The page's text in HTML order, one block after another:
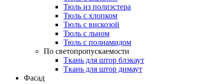
Тюль из полиэстера
Тюль с хлопком
Тюль с вискозой
Тюль с льном
Тюль с полиамидом
По светопропускаемости
Ткань для штор блэкаут
Ткань для штор димаут
Фасад